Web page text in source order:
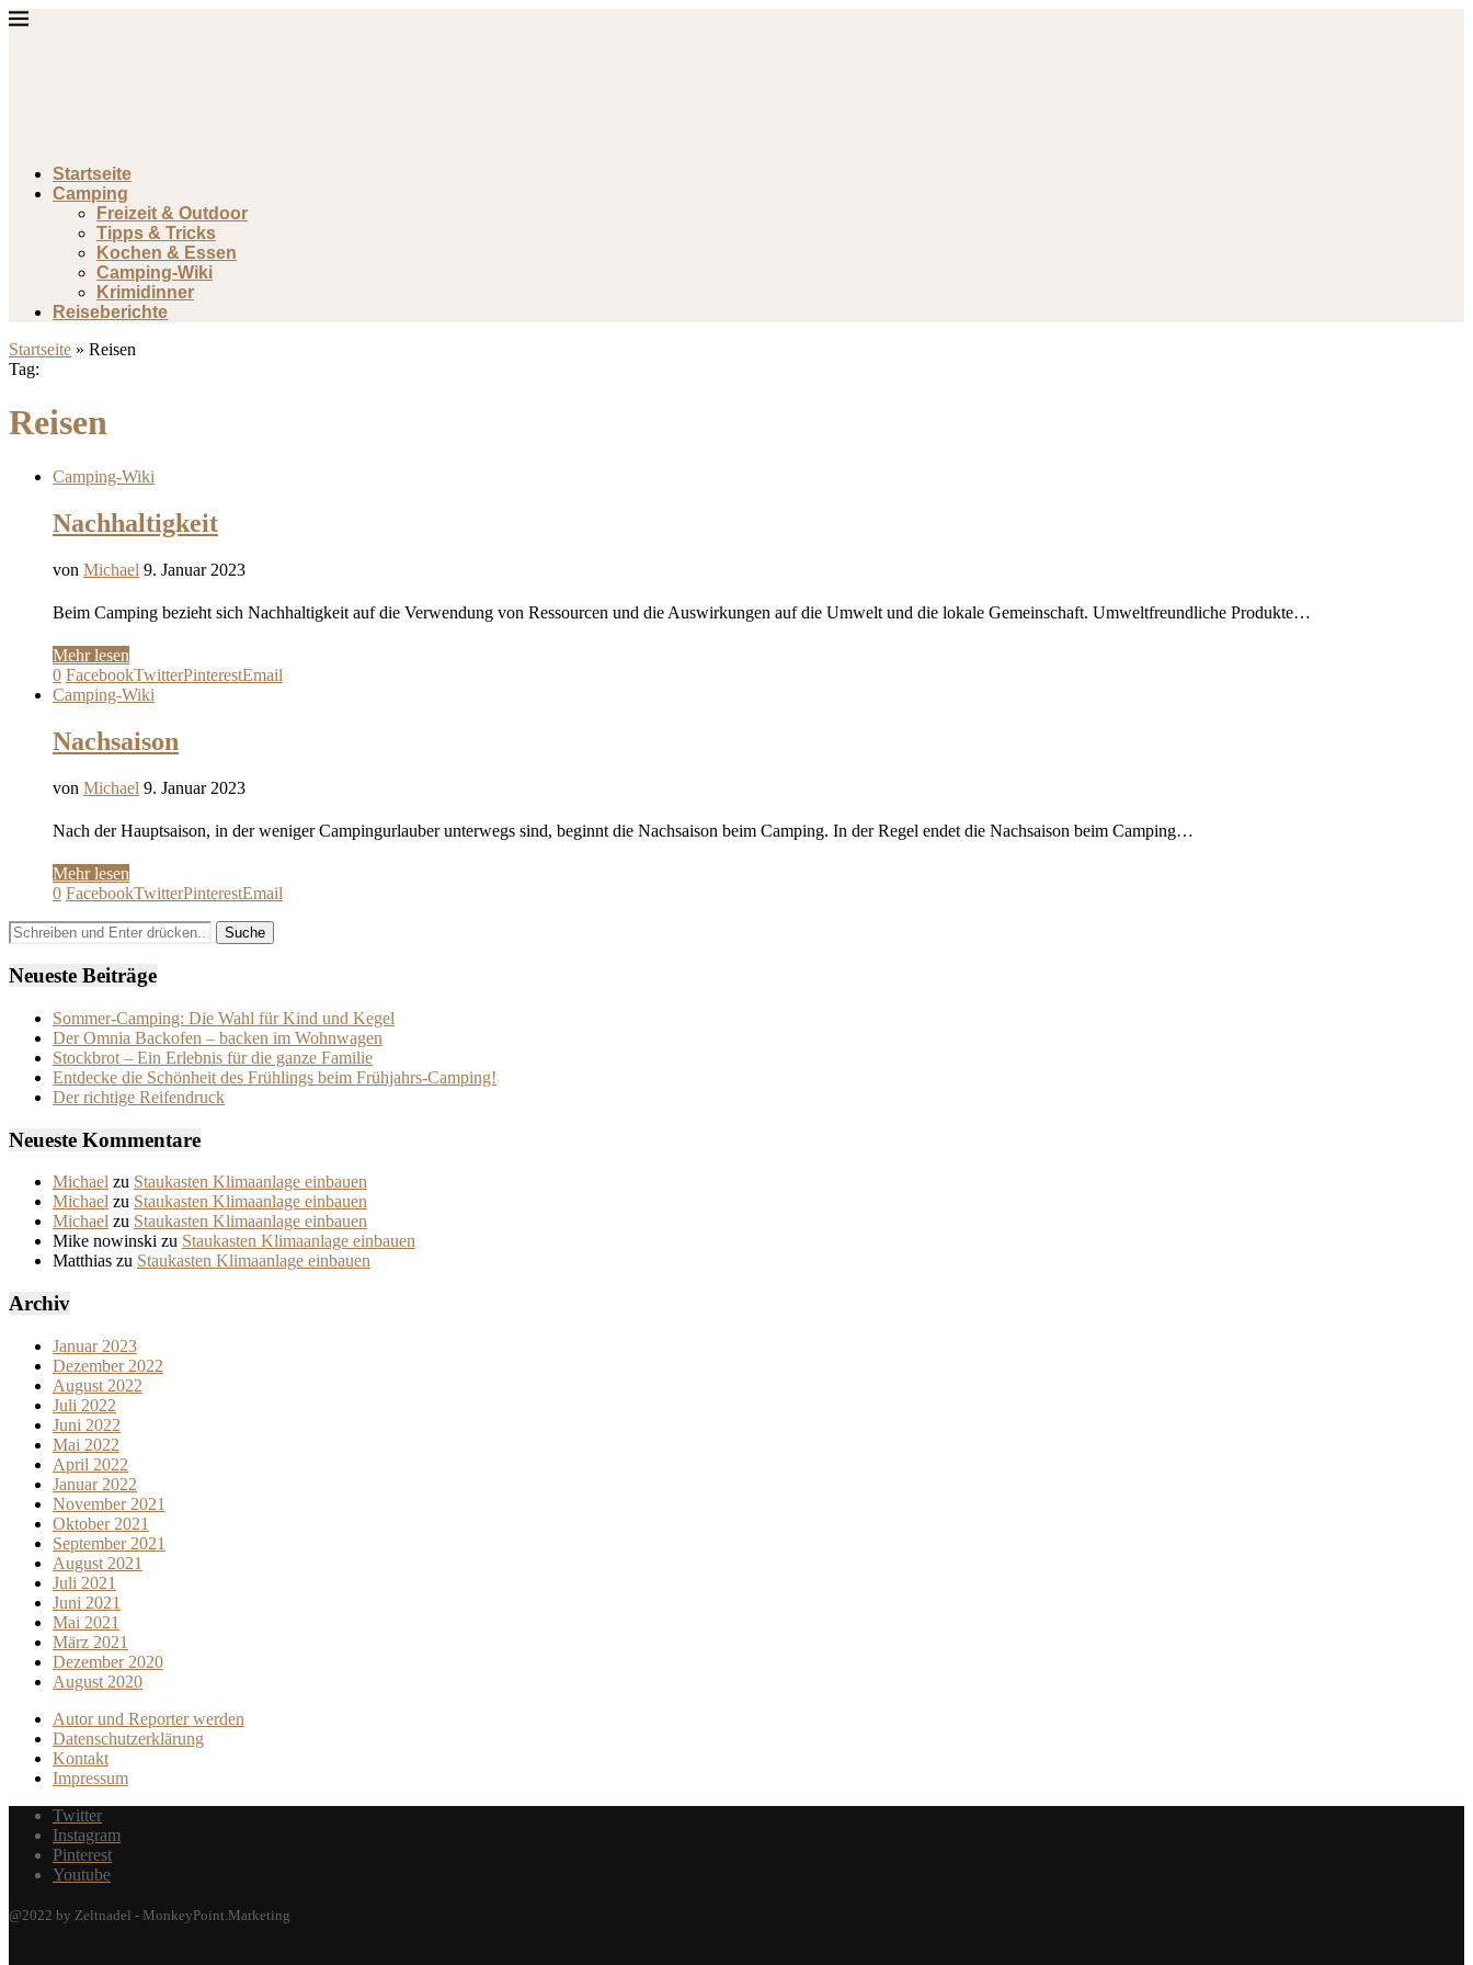
Startseite
Camping
Freizeit & Outdoor
Tipps & Tricks
Kochen & Essen
Camping-Wiki
Krimidinner
Reiseberichte
Startseite » Reisen
Tag:
Reisen
Camping-Wiki
Nachhaltigkeit
von Michael 9. Januar 2023
Beim Camping bezieht sich Nachhaltigkeit auf die Verwendung von Ressourcen und die Auswirkungen auf die Umwelt und die lokale Gemeinschaft. Umweltfreundliche Produkte…
Mehr lesen
0 FacebookTwitterPinterestEmail
Camping-Wiki
Nachsaison
von Michael 9. Januar 2023
Nach der Hauptsaison, in der weniger Campingurlauber unterwegs sind, beginnt die Nachsaison beim Camping. In der Regel endet die Nachsaison beim Camping…
Mehr lesen
0 FacebookTwitterPinterestEmail
Neueste Beiträge
Sommer-Camping: Die Wahl für Kind und Kegel
Der Omnia Backofen – backen im Wohnwagen
Stockbrot – Ein Erlebnis für die ganze Familie
Entdecke die Schönheit des Frühlings beim Frühjahrs-Camping!
Der richtige Reifendruck
Neueste Kommentare
Michael zu Staukasten Klimaanlage einbauen
Michael zu Staukasten Klimaanlage einbauen
Michael zu Staukasten Klimaanlage einbauen
Mike nowinski zu Staukasten Klimaanlage einbauen
Matthias zu Staukasten Klimaanlage einbauen
Archiv
Januar 2023
Dezember 2022
August 2022
Juli 2022
Juni 2022
Mai 2022
April 2022
Januar 2022
November 2021
Oktober 2021
September 2021
August 2021
Juli 2021
Juni 2021
Mai 2021
März 2021
Dezember 2020
August 2020
Autor und Reporter werden
Datenschutzerklärung
Kontakt
Impressum
Twitter
Instagram
Pinterest
Youtube
@2022 by Zeltnadel - MonkeyPoint.Marketing